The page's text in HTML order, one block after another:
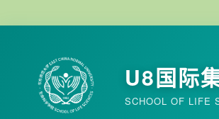
U8国际
SCHOOL OF LIFE